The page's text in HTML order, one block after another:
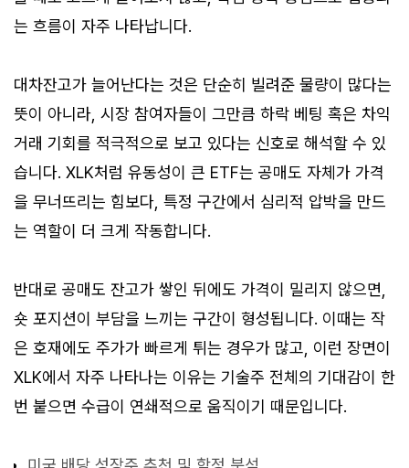
는 흐름이 자주 나타납니다.
대차잔고가 늘어난다는 것은 단순히 빌려준 물량이 많다는
뜻이 아니라, 시장 참여자들이 그만큼 하락 베팅 혹은 차익
거래 기회를 적극적으로 보고 있다는 신호로 해석할 수 있
습니다. XLK처럼 유동성이 큰 ETF는 공매도 자체가 가격
을 무너뜨리는 힘보다, 특정 구간에서 심리적 압박을 만드
는 역할이 더 크게 작동합니다.
반대로 공매도 잔고가 쌓인 뒤에도 가격이 밀리지 않으면,
숏 포지션이 부담을 느끼는 구간이 형성됩니다. 이때는 작
은 호재에도 주가가 빠르게 튀는 경우가 많고, 이런 장면이
XLK에서 자주 나타나는 이유는 기술주 전체의 기대감이 한
번 붙으면 수급이 연쇄적으로 움직이기 때문입니다.